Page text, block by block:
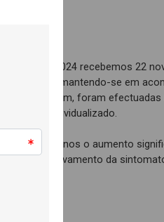
Junho de 2024 recebemos 22
e jovens, mantendo-se em
Assim, foram
individualizado.
reocupa-nos o aumento
do agravamento da